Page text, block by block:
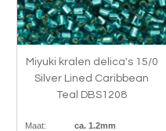
Miyuki kralen delica's 15/0
Silver Lined Caribbean
Teal DBS1208
Maat:
ca. 1.2mm